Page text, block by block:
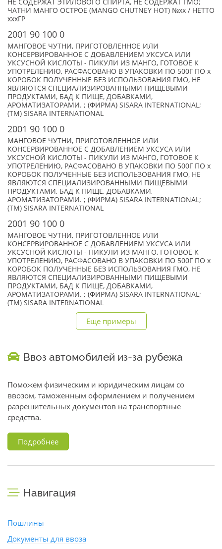
НЕ СОДЕРЖАТ ЭТИЛОВОГО СПИРТА, НЕ СОДЕРЖАТ ГМО;
ЧАТНИ МАНГО ОСТРОЕ (MANGO CHUTNEY HOT) №xx / НЕТТО
xxxГР
2001 90 100 0
МАНГОВОЕ ЧУТНИ, ПРИГОТОВЛЕННОЕ ИЛИ
КОНСЕРВИРОВАННОЕ С ДОБАВЛЕНИЕМ УКСУСА ИЛИ
УКСУСНОЙ КИСЛОТЫ - ПИКУЛИ ИЗ МАНГО, ГОТОВОЕ К
УПОТРЕЛЕНИЮ, РАСФАСОВАНО В УПАКОВКИ ПО 500Г ПО x
КОРОБОК ПОЛУЧЕННЫЕ БЕЗ ИСПОЛЬЗОВАНИЯ ГМО, НЕ
ЯВЛЯЮТСЯ СПЕЦИАЛИЗИРОВАННЫМИ ПИЩЕВЫМИ
ПРОДУКТАМИ, БАД К ПИЩЕ, ДОБАВКАМИ,
АРОМАТИЗАТОРАМИ. ; (ФИРМА) SISARA INTERNATIONAL;
(TM) SISARA INTERNATIONAL
2001 90 100 0
МАНГОВОЕ ЧУТНИ, ПРИГОТОВЛЕННОЕ ИЛИ
КОНСЕРВИРОВАННОЕ С ДОБАВЛЕНИЕМ УКСУСА ИЛИ
УКСУСНОЙ КИСЛОТЫ - ПИКУЛИ ИЗ МАНГО, ГОТОВОЕ К
УПОТРЕЛЕНИЮ, РАСФАСОВАНО В УПАКОВКИ ПО 500Г ПО x
КОРОБОК ПОЛУЧЕННЫЕ БЕЗ ИСПОЛЬЗОВАНИЯ ГМО, НЕ
ЯВЛЯЮТСЯ СПЕЦИАЛИЗИРОВАННЫМИ ПИЩЕВЫМИ
ПРОДУКТАМИ, БАД К ПИЩЕ, ДОБАВКАМИ,
АРОМАТИЗАТОРАМИ. ; (ФИРМА) SISARA INTERNATIONAL;
(TM) SISARA INTERNATIONAL
2001 90 100 0
МАНГОВОЕ ЧУТНИ, ПРИГОТОВЛЕННОЕ ИЛИ
КОНСЕРВИРОВАННОЕ С ДОБАВЛЕНИЕМ УКСУСА ИЛИ
УКСУСНОЙ КИСЛОТЫ - ПИКУЛИ ИЗ МАНГО, ГОТОВОЕ К
УПОТРЕЛЕНИЮ, РАСФАСОВАНО В УПАКОВКИ ПО 500Г ПО x
КОРОБОК ПОЛУЧЕННЫЕ БЕЗ ИСПОЛЬЗОВАНИЯ ГМО, НЕ
ЯВЛЯЮТСЯ СПЕЦИАЛИЗИРОВАННЫМИ ПИЩЕВЫМИ
ПРОДУКТАМИ, БАД К ПИЩЕ, ДОБАВКАМИ,
АРОМАТИЗАТОРАМИ. ; (ФИРМА) SISARA INTERNATIONAL;
(TM) SISARA INTERNATIONAL
Еще примеры
Ввоз автомобилей из-за рубежа
Поможем физическим и юридическим лицам со
ввозом, таможенным оформлением и получением
разрешительных документов на транспортные
средства.
Подробнее
Навигация
Пошлины
Документы для ввоза